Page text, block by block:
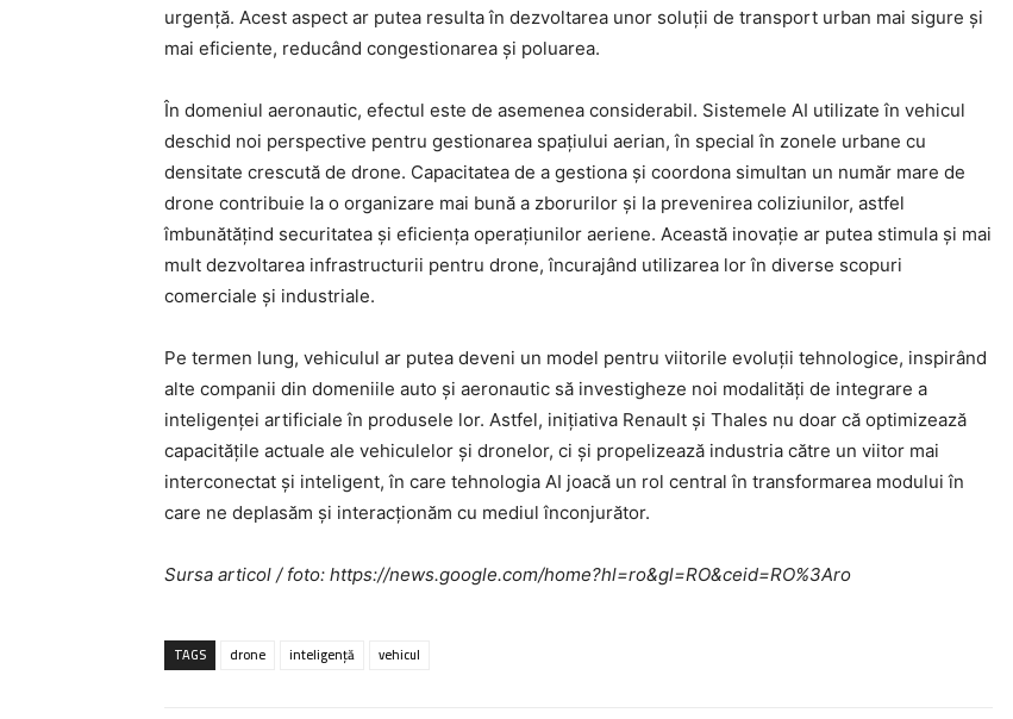
urgență. Acest aspect ar putea resulta în dezvoltarea unor soluții de transport urban mai sigure și
mai eficiente, reducând congestionarea și poluarea.
În domeniul aeronautic, efectul este de asemenea considerabil. Sistemele AI utilizate în vehicul
deschid noi perspective pentru gestionarea spațiului aerian, în special în zonele urbane cu
densitate crescută de drone. Capacitatea de a gestiona și coordona simultan un număr mare de
drone contribuie la o organizare mai bună a zborurilor și la prevenirea coliziunilor, astfel
îmbunătățind securitatea și eficiența operațiunilor aeriene. Această inovație ar putea stimula și mai
mult dezvoltarea infrastructurii pentru drone, încurajând utilizarea lor în diverse scopuri
comerciale și industriale.
Pe termen lung, vehiculul ar putea deveni un model pentru viitorile evoluții tehnologice, inspirând
alte companii din domeniile auto și aeronautic să investigheze noi modalități de integrare a
inteligenței artificiale în produsele lor. Astfel, inițiativa Renault și Thales nu doar că optimizează
capacitățile actuale ale vehiculelor și dronelor, ci și propelizează industria către un viitor mai
interconectat și inteligent, în care tehnologia AI joacă un rol central în transformarea modului în
care ne deplasăm și interacționăm cu mediul înconjurător.
Sursa articol / foto: https://news.google.com/home?hl=ro&gl=RO&ceid=RO%3Aro
TAGS drone inteligență vehicul